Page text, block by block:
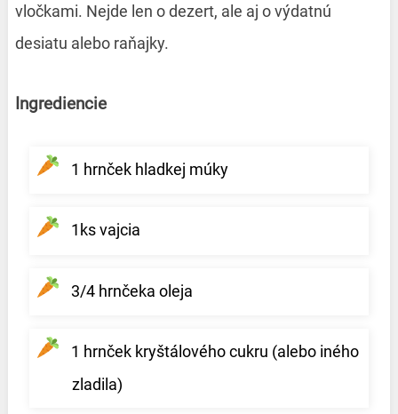
vločkami. Nejde len o dezert, ale aj o výdatnú
desiatu alebo raňajky.
Ingrediencie
1 hrnček hladkej múky
1ks vajcia
3/4 hrnčeka oleja
1 hrnček kryštálového cukru (alebo iného
zladila)